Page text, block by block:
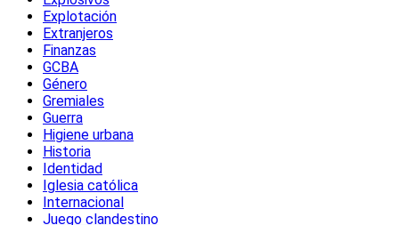
Explotación
Extranjeros
Finanzas
GCBA
Género
Gremiales
Guerra
Higiene urbana
Historia
Identidad
Iglesia católica
Internacional
Juego clandestino